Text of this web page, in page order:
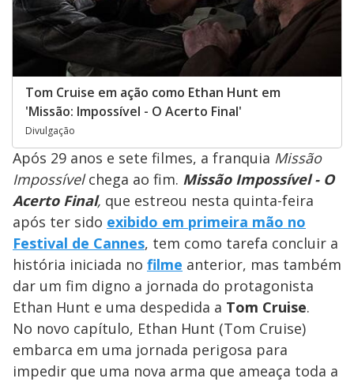
Tom Cruise em ação como Ethan Hunt em
'Missão: Impossível - O Acerto Final'
Divulgação
Após 29 anos e sete filmes, a franquia Missão
Impossívelchega ao fim. Missão Impossível - O
Acerto Final, que estreou nesta quinta-feira
após ter sido exibido em primeira mão no
Festival de Cannes, tem como tarefa concluir a
história iniciada no filme anterior, mas também
dar um fim digno a jornada do protagonista
Ethan Hunt e uma despedida a Tom Cruise.
No novo capítulo, Ethan Hunt (Tom Cruise)
embarca em uma jornada perigosa para
impedir que uma nova arma que ameaça toda a